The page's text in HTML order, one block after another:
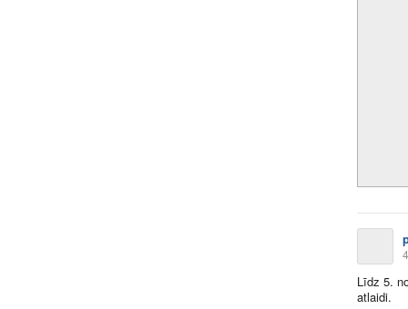
Līdz 5.
atlaidi.